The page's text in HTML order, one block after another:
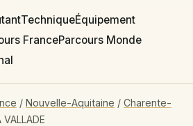
TechniqueÉquipement
FranceParcours Monde
/ Nouvelle-Aquitaine / Charente-
VALLADE